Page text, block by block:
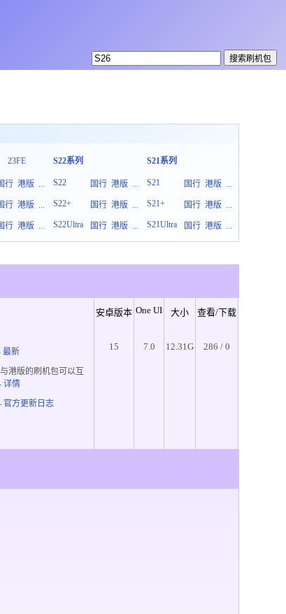
23FE
行 港版 ...
行 港版 ...
行 港版 ...
S22系列
S22 国行 港版 ...
S22+
国行 港版 ...
S22Ultra
国行 港版 ...
S21系列
S21 国行 港版 ...
S21+
国行 港版 ...
S21Ultra
国行 港版 ...
安卓版本 One UI 大小 查看/下载
最新
港版的刷机包可以互
详情
官方更新日志
15 7.0 12.31G 286 / 0